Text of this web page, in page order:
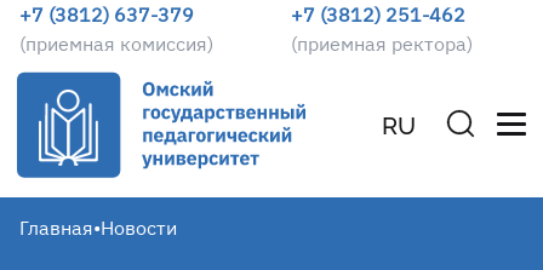
+7 (3812) 637-379
(приемная комиссия)
+7 (3812) 251-462
(приемная ректора)
RU
Главная•Новости